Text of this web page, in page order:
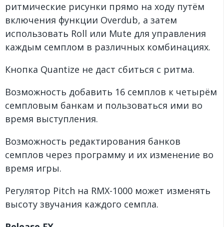
ритмические рисунки прямо на ходу путём
включения функции Overdub, а затем
использовать Roll или Mute для управления
каждым семплом в различных комбинациях.
Кнопка Quantize не даст сбиться с ритма.
Возможность добавить 16 семплов к четырём
семпловым банкам и пользоваться ими во
время выступления.
Возможность редактирования банков
семплов через программу и их изменение во
время игры.
Регулятор Pitch на RMX-1000 может изменять
высоту звучания каждого семпла.